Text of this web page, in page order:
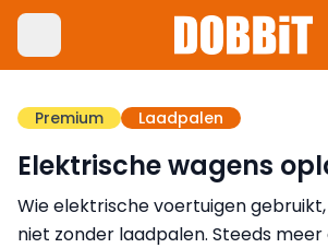
Premium Laadpalen
Elektrische wagens
Wie elektrische voertuigen
niet zonder laadpalen. Steeds